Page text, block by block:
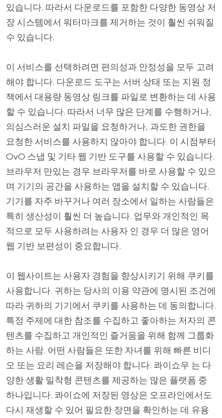
있습니다. 따라서 다운로드를 포함한 다양한 동영상 저
장 시스템에서 워터마크를 제거하는 것이 훨씬 쉬워질
수 있습니다.
이 서비스를 선택하려면 편의성과 안정성을 모두 고려
해야 합니다. 다운로드 도구는 서버 상태 또는 지원 정
책에서 대용량 동영상 링크를 파일로 변환하는 데 사용
할 수 있습니다. 따라서 너무 많은 단계를 수행하거나,
의심스러운 설치 파일을 요청하거나, 과도한 권한을
요청한 서비스를 사용하지 않아야 합니다. 이 시점부터
OvO 스냅 및 기타 웹 기반 도구를 사용할 수 있습니다.
브라우저 만있는 경우 브라우저를 바로 사용할 수 있으
며 기기의 공간을 사용하는 앱을 설치할 수 있습니다.
기기를 자주 바꾸거나 여러 장소에서 일하는 사람들은
특히 생산성이 훨씬 더 높습니다. 업무와 개인적인 목
적으로 모두 사용하려는 사용자 인 경우 더 많은 영어
웹 기반 보편성이 중요합니다.
이 웹사이트는 사용자 경험을 향상시키기 위해 쿠키를
사용합니다. 귀하는 당사의 이용 약관에 명시된 조건에
따라 귀하의 기기에서 쿠키를 사용하는 데 동의합니다.
특정 주제에 대한 참조를 수집하고 좋아하는 저자의 콘
텐츠를 수집하고 개인적인 즐거움을 위해 함께 그룹화
하는 사람. 어떤 사람들은 또한 자녀를 위해 빠른 비디
오 또는 요리 레슨을 저장해야 합니다. 콰이쇼우 는 다
양한 생활 밀착형 콘텐츠를 제공하는 많은 플랫폼 중
하나입니다. 콰이쇼에 저장된 영상은 오프라인에서도
다시 재생할 수 있어 필요한 장면을 확인하는 데 유용